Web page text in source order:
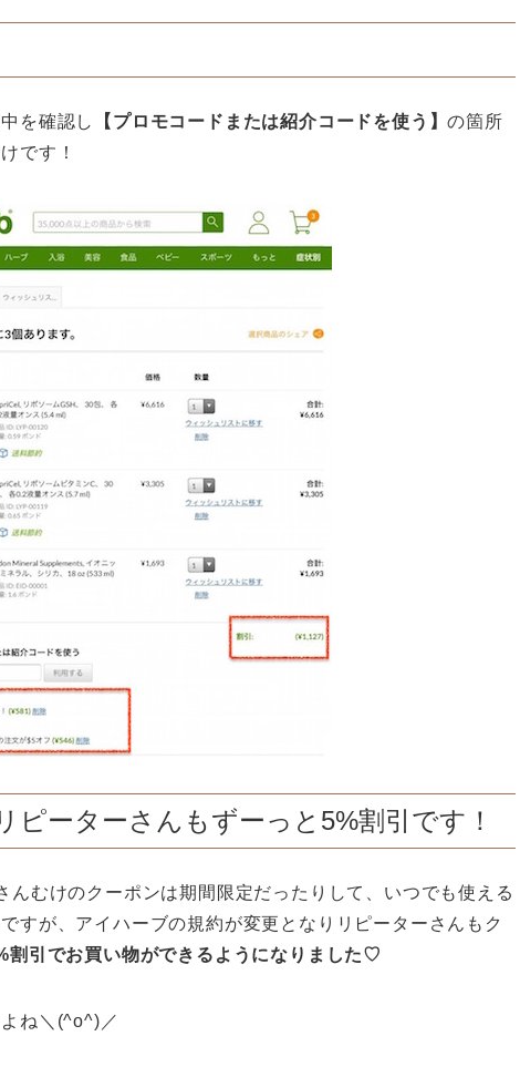
を確認し 【プロモコードまたは紹介コードを使う】の箇所
です！
ピーターさんもずーっと5%割引です！
んむけのクーポンは期間限定だったりして、いつでも使える
すが、アイハーブの規約が変更となりリピーターさんもク
割引でお買い物ができるようになりました♡
ね＼(^o^)／